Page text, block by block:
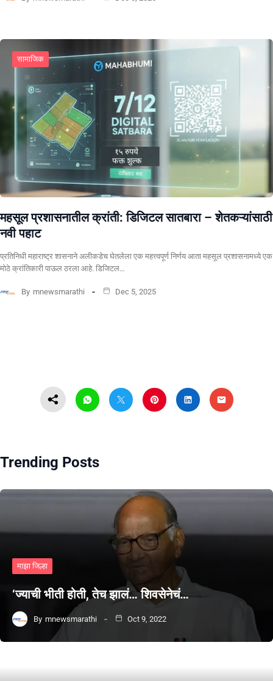
सामाजिक
महसूल प्रशासनातील क्रांती: डिजिटल सातबारा – शेतकऱ्यांसाठी
नवी पहाट
प्रतिनिधी ​महाराष्ट्र शासनाने अलीकडेच घेतलेला एक महत्त्वपूर्ण निर्णय आता महसूल प्रशासनामध्ये एक
मोठे क्रांतिकारी पाऊल ठरला आहे. डिजिटल…
By mnewsmarathi Dec 5, 2025
Trending Posts
माझा जिल्हा
‘ज्याची भीती होती, तेच झालं… शिवसेनेचं…
By mnewsmarathi Oct 9, 2022